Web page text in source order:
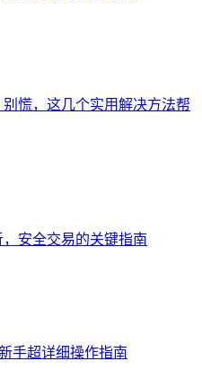
慌，这几个实用解决方法帮
安全交易的关键指南
手超详细操作指南